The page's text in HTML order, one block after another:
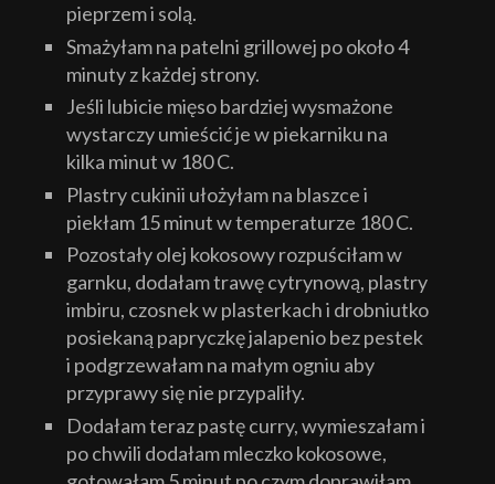
pieprzem i solą.
Smażyłam na patelni grillowej po około 4
minuty z każdej strony.
Jeśli lubicie mięso bardziej wysmażone
wystarczy umieścić je w piekarniku na
kilka minut w 180 C.
Plastry cukinii ułożyłam na blaszce i
piekłam 15 minut w temperaturze 180 C.
Pozostały olej kokosowy rozpuściłam w
garnku, dodałam trawę cytrynową, plastry
imbiru, czosnek w plasterkach i drobniutko
posiekaną papryczkę jalapenio bez pestek
i podgrzewałam na małym ogniu aby
przyprawy się nie przypaliły.
Dodałam teraz pastę curry, wymieszałam i
po chwili dodałam mleczko kokosowe,